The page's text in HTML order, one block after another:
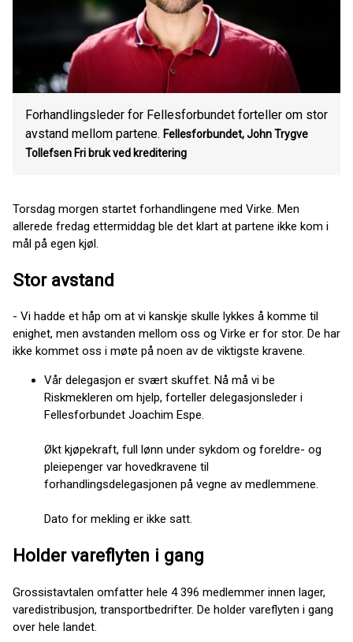
Forhandlingsleder for Fellesforbundet forteller om stor
avstand mellom partene. Fellesforbundet, John Trygve
Tollefsen Fri bruk ved kreditering
Torsdag morgen startet forhandlingene med Virke. Men
allerede fredag ettermiddag ble det klart at partene ikke kom i
mål på egen kjøl.
Stor avstand
- Vi hadde et håp om at vi kanskje skulle lykkes å komme til
enighet, men avstanden mellom oss og Virke er for stor. De har
ikke kommet oss i møte på noen av de viktigste kravene.
Vår delegasjon er svært skuffet. Nå må vi be
Riskmekleren om hjelp, forteller delegasjonsleder i
Fellesforbundet Joachim Espe.
Økt kjøpekraft, full lønn under sykdom og foreldre- og
pleiepenger var hovedkravene til
forhandlingsdelegasjonen på vegne av medlemmene.
Dato for mekling er ikke satt.
Holder vareflyten i gang
Grossistavtalen omfatter hele 4 396 medlemmer innen lager,
varedistribusjon, transportbedrifter. De holder vareflyten i gang
over hele landet.